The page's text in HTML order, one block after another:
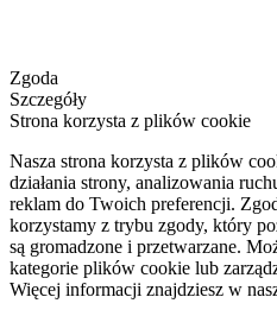
Zgoda
Szczegóły
Strona korzysta z plików cookie
Nasza strona korzysta z plików
działania strony, analizowania
reklam do Twoich preferencji.
korzystamy z trybu zgody, który
są gromadzone i przetwarzane.
kategorie plików cookie lub
Więcej informacji znajdziesz w